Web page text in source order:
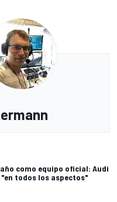
como equipo oficial: Audi
todos los aspectos"